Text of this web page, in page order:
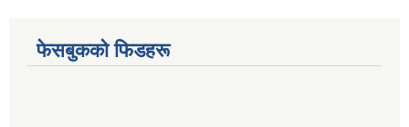
फेसबुकको फिडहरू